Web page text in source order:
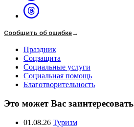
Сообщить об ошибке→
Праздник
Соцзащита
Социальные услуги
Социальная помощь
Благотворительность
Это может Вас заинтересовать
01.08.26 Туризм